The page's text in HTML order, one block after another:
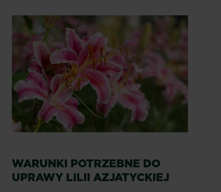
WARUNKI POTRZEBNE DO
UPRAWY LILII AZJATYCKIEJ